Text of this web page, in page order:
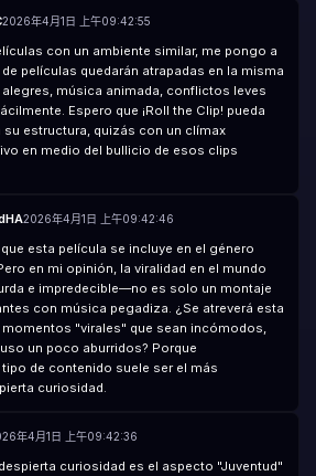
2026年4月1日 上午09:42:55
con un ambiente similar, me pongo a
películas quedarán atrapadas en la misma
música animada, conflictos leves
Espero que ¡Roll the Clip! pueda
su estructura, quizás con un clímax
en medio del bullicio de esos clips
2026年4月1日 上午09:42:46
esta película se incluye en el género
en mi opinión, la viralidad en el mundo
e impredecible—no es solo un montaje
con música pegadiza. ¿Se atreverá esta
"virales" que sean incómodos,
un poco aburridos? Porque
de contenido suele ser el más
curiosidad.
年4月1日 上午09:42:36
curiosidad es el aspecto "Juventud"